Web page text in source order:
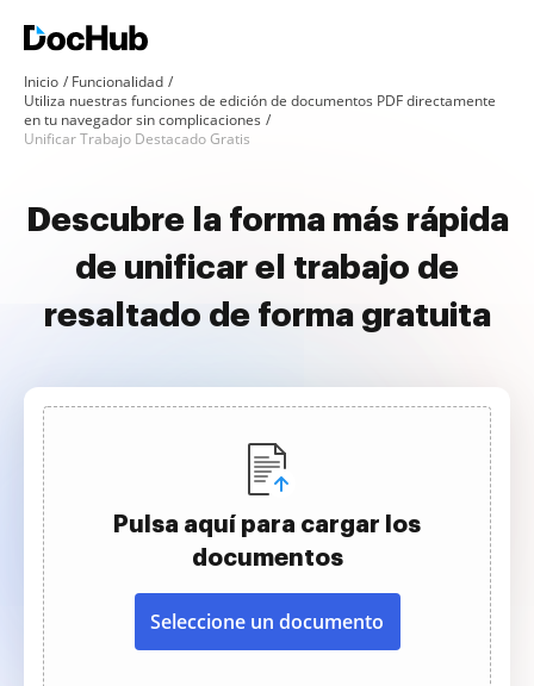
Inicio
Funcionalidad
Utiliza nuestras funciones de edición de documentos PDF directamente
en tu navegador sin complicaciones
Unificar Trabajo Destacado Gratis
Descubre la forma más rápida
de unificar el trabajo de
resaltado de forma gratuita
Pulsa aquí para cargar los
documentos
Seleccione un documento